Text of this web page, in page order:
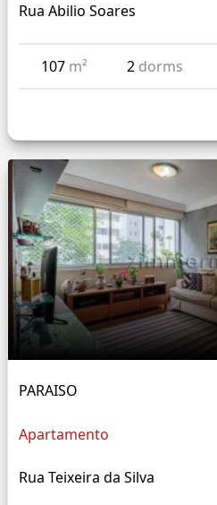
Rua Abilio Soares
107 m² 2 dorms
PARAISO
Apartamento
Rua Teixeira da Silva